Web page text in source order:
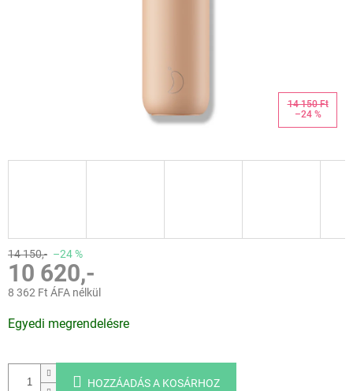
14 150 Ft
–24 %
14 150,- –24 %
10 620,-
8 362 Ft ÁFA nélkül
Egyedi megrendelésre
HOZZÁADÁS A KOSÁRHOZ